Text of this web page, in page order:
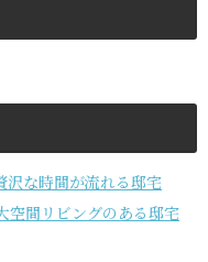
な時間が流れる邸宅
空間リビングのある邸宅